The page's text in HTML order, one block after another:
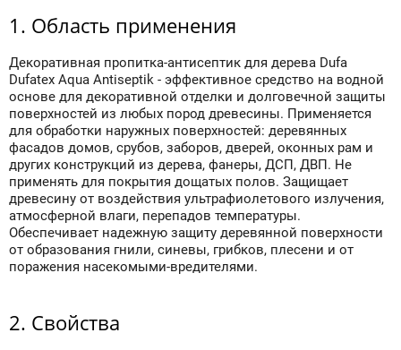
1. Область применения
Декоративная пропитка-антисептик для дерева Dufa
Dufatex Aqua Antiseptik - эффективное средство на водной
основе для декоративной отделки и долговечной защиты
поверхностей из любых пород древесины. Применяется
для обработки наружных поверхностей: деревянных
фасадов домов, срубов, заборов, дверей, оконных рам и
других конструкций из дерева, фанеры, ДСП, ДВП. Не
применять для покрытия дощатых полов. Защищает
древесину от воздействия ультрафиолетового излучения,
атмосферной влаги, перепадов температуры.
Обеспечивает надежную защиту деревянной поверхности
от образования гнили, синевы, грибков, плесени и от
поражения насекомыми-вредителями.
2. Свойства